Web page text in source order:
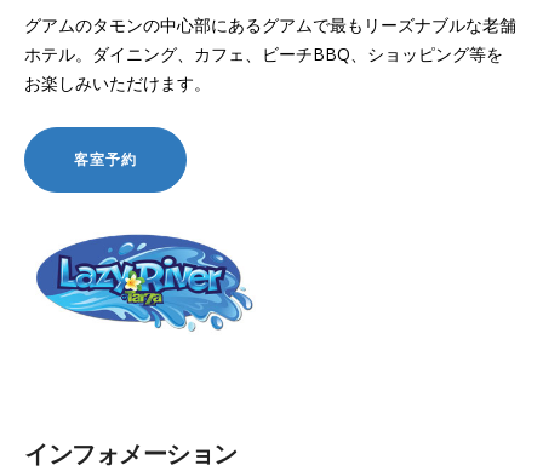
グアムのタモンの中心部にあるグアムで最もリーズナブルな老舗
ホテル。ダイニング、カフェ、ビーチBBQ、ショッピング等を
お楽しみいただけます。
インフォメーション